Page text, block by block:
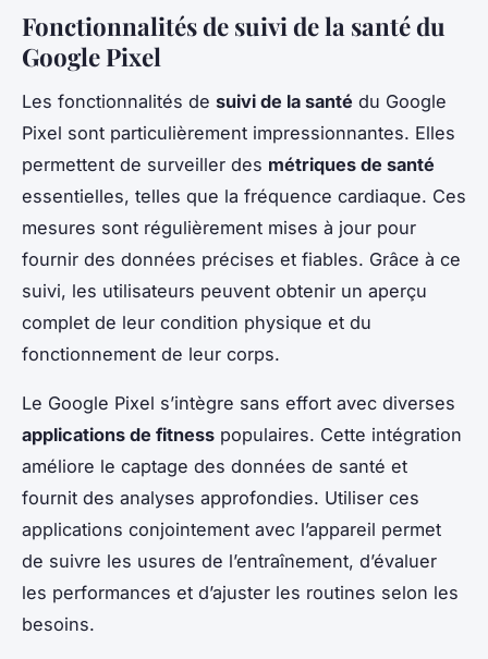
Fonctionnalités de suivi de la santé du
Google Pixel
Les fonctionnalités de suivi de la santé du Google
Pixel sont particulièrement impressionnantes. Elles
permettent de surveiller des métriques de santé
essentielles, telles que la fréquence cardiaque. Ces
mesures sont régulièrement mises à jour pour
fournir des données précises et fiables. Grâce à ce
suivi, les utilisateurs peuvent obtenir un aperçu
complet de leur condition physique et du
fonctionnement de leur corps.
Le Google Pixel s’intègre sans effort avec diverses
applications de fitness populaires. Cette intégration
améliore le captage des données de santé et
fournit des analyses approfondies. Utiliser ces
applications conjointement avec l’appareil permet
de suivre les usures de l’entraînement, d’évaluer
les performances et d’ajuster les routines selon les
besoins.